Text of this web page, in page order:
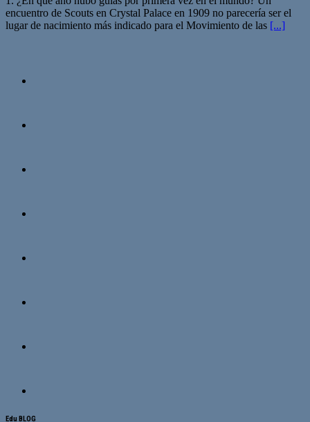
encuentro de Scouts en Crystal Palace en 1909 no parecería ser el
lugar de nacimiento más indicado para el Movimiento de las [...]
Edu BLOG